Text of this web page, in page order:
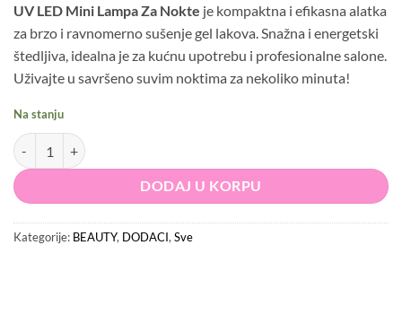
UV LED Mini Lampa Za Nokte je kompaktna i efikasna alatka
za brzo i ravnomerno sušenje gel lakova. Snažna i energetski
štedljiva, idealna je za kućnu upotrebu i profesionalne salone.
Uživajte u savršeno suvim noktima za nekoliko minuta!
Na stanju
UV LED Mini Lampa Za Nokte količina
DODAJ U KORPU
Kategorije: BEAUTY, DODACI, Sve